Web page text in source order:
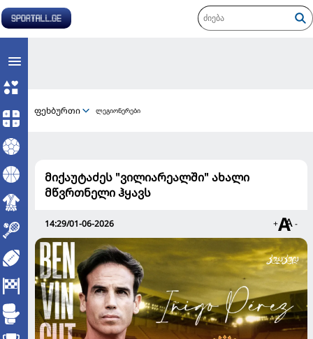
ფეხბურთი ლეგიონერები
მიქაუტაძეს "ვილიარეალში" ახალი
მწვრთნელი ჰყავს
14:29/01-06-2026 + -